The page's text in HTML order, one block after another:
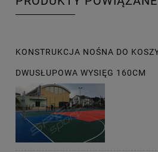
KONSTRUKCJA NOŚNA DO
DWUSŁUPOWA WYSIĘG 160CM